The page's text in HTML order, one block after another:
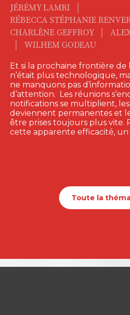
JÉRÉMY LAMRI |
RÉBECCA STÉPHANIE
CHARLÈNE GEFFROY |
| WILHEM GODEAU
Et si la prochaine frontière
n’était plus technologique,
ne manquons pas
d’attention. Les réunions
notifications se multiplient,
deviennent permanentes et
être prises toujours plus vite.
cette apparente efficacité,
Toute la